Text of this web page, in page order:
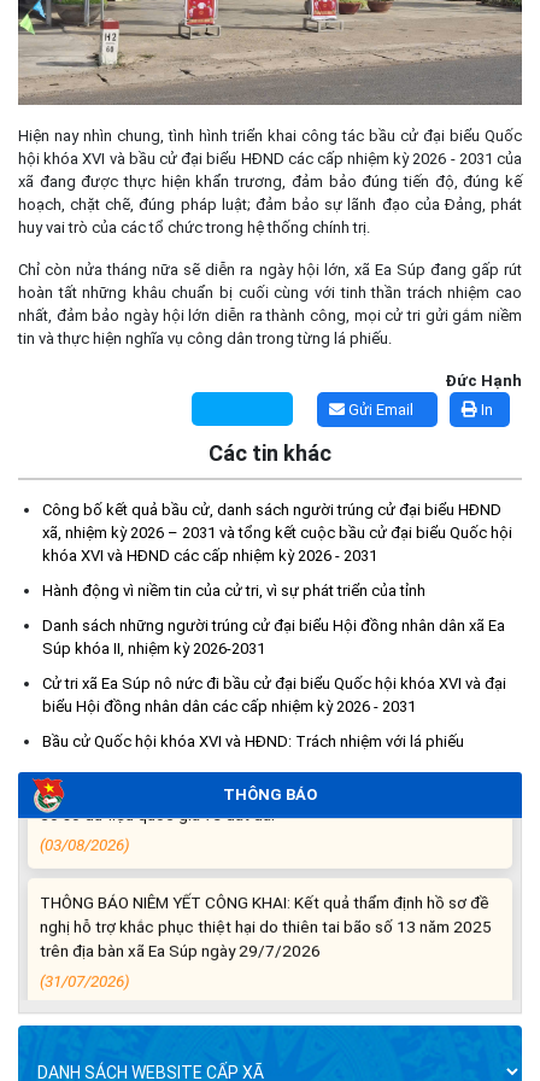
Hiện nay nhìn chung, tình hình triển khai công tác bầu cử đại biểu Quốc
hội khóa XVI và bầu cử đại biểu HĐND các cấp nhiệm kỳ 2026 - 2031 của
xã đang được thực hiện khẩn trương, đảm bảo đúng tiến độ, đúng kế
hoạch, chặt chẽ, đúng pháp luật; đảm bảo sự lãnh đạo của Đảng, phát
huy vai trò của các tổ chức trong hệ thống chính trị.
Chỉ còn nửa tháng nữa sẽ diễn ra ngày hội lớn, xã Ea Súp đang gấp rút
hoàn tất những khâu chuẩn bị cuối cùng với tinh thần trách nhiệm cao
nhất, đảm bảo ngày hội lớn diễn ra thành công, mọi cử tri gửi gắm niềm
tin và thực hiện nghĩa vụ công dân trong từng lá phiếu.
Đức Hạnh
In
Gửi Email
Các tin khác
Công bố kết quả bầu cử, danh sách người trúng cử đại biểu HĐND
xã, nhiệm kỳ 2026 – 2031 và tổng kết cuộc bầu cử đại biểu Quốc hội
khóa XVI và HĐND các cấp nhiệm kỳ 2026 - 2031
Hành động vì niềm tin của cử tri, vì sự phát triển của tỉnh
Danh sách những người trúng cử đại biểu Hội đồng nhân dân xã Ea
Súp khóa II, nhiệm kỳ 2026-2031
Cử tri xã Ea Súp nô nức đi bầu cử đại biểu Quốc hội khóa XVI và đại
biểu Hội đồng nhân dân các cấp nhiệm kỳ 2026 - 2031
Bầu cử Quốc hội khóa XVI và HĐND: Trách nhiệm với lá phiếu
THÔNG BÁO
Kế hoạch Tổ chức lấy mẫu hài cốt liệt sĩ đối với các mộ chưa
xác định được thông tin trong nghĩa trang liệt sĩ trên địa bàn xã
Ea Súp để giám định AND
(06/08/2026)
cấp đất sản xuất cho các hộ nghèo, cận nghèo thiếu đất sản
xuất trên địa bàn xã.
(06/08/2026)
THÔNG BÁO: Cảnh báo thủ đoạn lừa đảo thông qua công tác
đo đạc, lập bản đồ địa chính, lập hồ sơ địa chính và hoàn thành
cơ sở dữ liệu quốc gia về đất đai
(03/08/2026)
THÔNG BÁO NIÊM YẾT CÔNG KHAI: Kết quả thẩm định hồ sơ đề
nghị hỗ trợ khắc phục thiệt hại do thiên tai bão số 13 năm 2025
trên địa bàn xã Ea Súp ngày 29/7/2026
(31/07/2026)
sàng lọc cho Nhân dân năm 2026
(30/07/2026)